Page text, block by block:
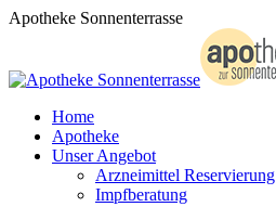
Zum
Apotheke Sonnenterrasse
Home
Apotheke
Unser Angebot
Arzneimittel Reservierung
Impfberatung